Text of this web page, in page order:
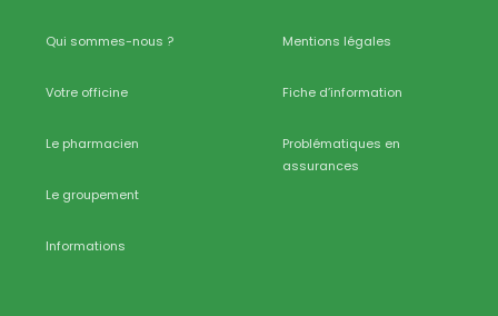
Qui sommes-nous ?
Votre officine
Le pharmacien
Le groupement
Informations
Mentions légales
Fiche d’information
Problématiques en
assurances